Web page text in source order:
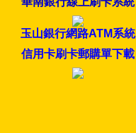
玉山銀行網路ATM系統
信用卡刷卡郵購單下載